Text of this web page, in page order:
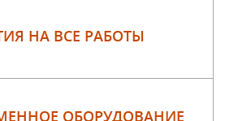
НА ВСЕ РАБОТЫ
ОБОРУДОВАНИЕ